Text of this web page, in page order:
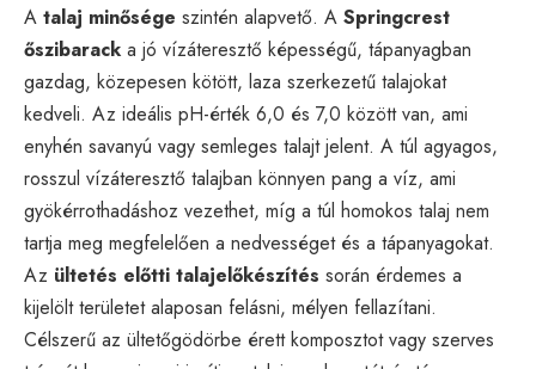
A talaj minősége szintén alapvető. A Springcrest
őszibarack a jó vízáteresztő képességű, tápanyagban
gazdag, közepesen kötött, laza szerkezetű talajokat
kedveli. Az ideális pH-érték 6,0 és 7,0 között van, ami
enyhén savanyú vagy semleges talajt jelent. A túl agyagos,
rosszul vízáteresztő talajban könnyen pang a víz, ami
gyökérrothadáshoz vezethet, míg a túl homokos talaj nem
tartja meg megfelelően a nedvességet és a tápanyagokat.
Az ültetés előtti talajelőkészítés során érdemes a
kijelölt területet alaposan felásni, mélyen fellazítani.
Célszerű az ültetőgödörbe érett komposztot vagy szerves